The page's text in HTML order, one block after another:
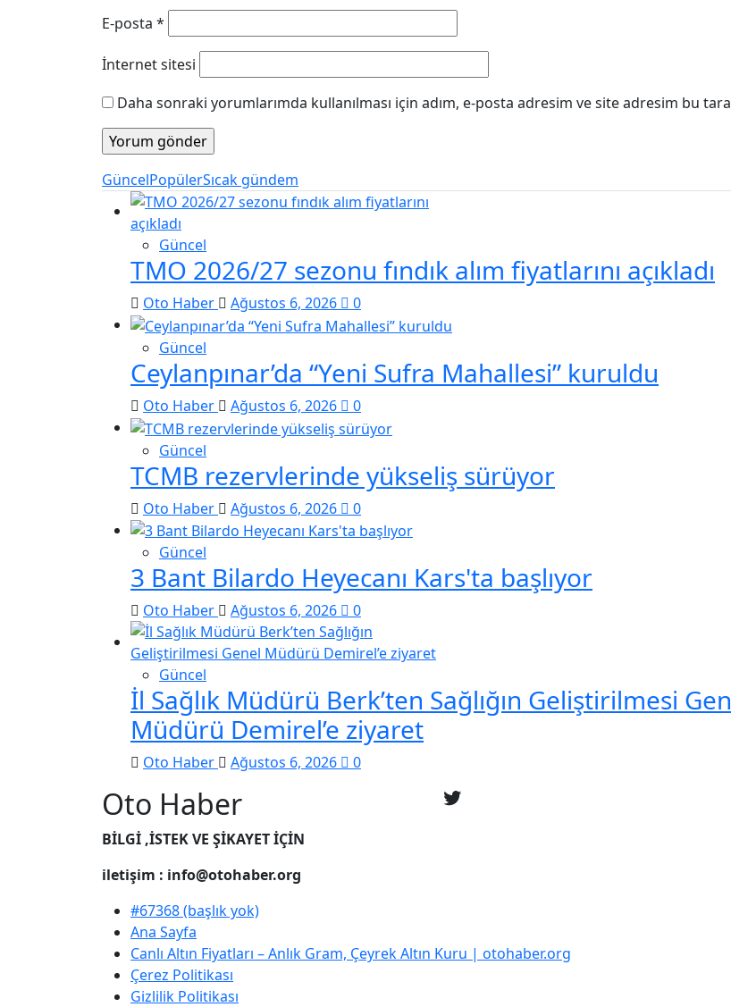
E-posta *
İnternet sitesi
Daha sonraki yorumlarımda kullanılması için adım, e-posta adresim ve site adresim bu
GüncelPopülerSıcak gündem
Güncel
TMO 2026/27 sezonu fındık alım fiyatlarını açıkladı
Oto Haber Ağustos 6, 2026 0
Güncel
Ceylanpınar’da “Yeni Sufra Mahallesi” kuruldu
Oto Haber Ağustos 6, 2026 0
Güncel
TCMB rezervlerinde yükseliş sürüyor
Oto Haber Ağustos 6, 2026 0
Güncel
3 Bant Bilardo Heyecanı Kars'ta başlıyor
Oto Haber Ağustos 6, 2026 0
Güncel
İl Sağlık Müdürü Berk’ten Sağlığın Geliştirilmesi
Müdürü Demirel’e ziyaret
Oto Haber Ağustos 6, 2026 0
Oto Haber
BİLGİ ,İSTEK VE ŞİKAYET İÇİN
iletişim : info@otohaber.org
#67368 (başlık yok)
Ana Sayfa
Canlı Altın Fiyatları – Anlık Gram, Çeyrek Altın Kuru | otohaber.org
Çerez Politikası
Gizlilik Politikası